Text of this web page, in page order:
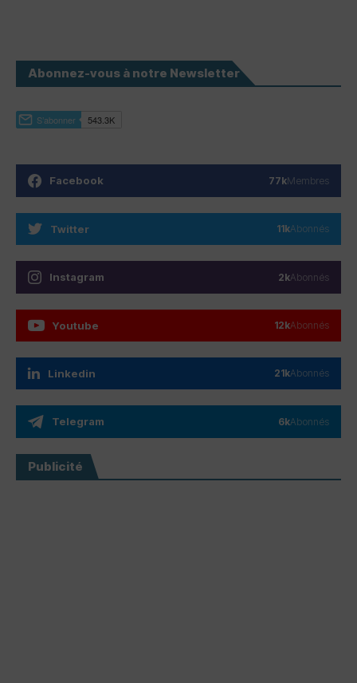
Abonnez-vous à notre Newsletter
Facebook 77kMembres
Twitter 11kAbonnés
Instagram 2kAbonnés
Youtube 12kAbonnés
Linkedin 21kAbonnés
Telegram 6kAbonnés
Publicité